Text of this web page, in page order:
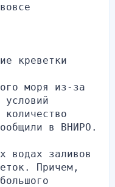
креветки
моря из-за
условий
количество
в ВНИРО.
водах заливов
Причем,